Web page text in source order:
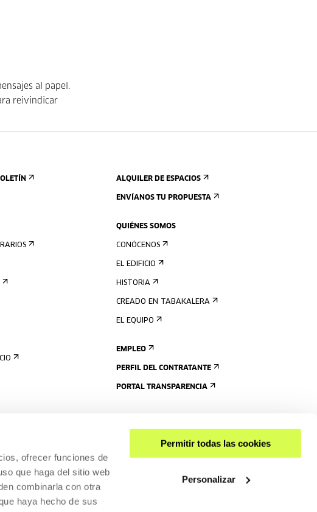
ofrecer funciones de
que haga del sitio web
combinarla con otra
haya hecho de sus
Permitir todas las cookies
Personalizar
al papel.
reivindicar
ALQUILER DE ESPACIOS
ENVÍANOS TU PROPUESTA
QUIÉNES SOMOS
CONÓCENOS
EL EDIFICIO
HISTORIA
CREADO EN TABAKALERA
EL EQUIPO
EMPLEO
PERFIL DEL CONTRATANTE
PORTAL TRANSPARENCIA